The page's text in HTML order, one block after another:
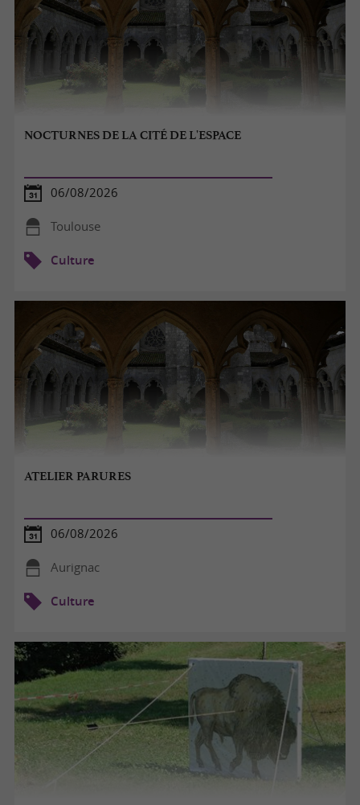
NOCTURNES DE LA CITÉ DE L'ESPACE
06/08/2026
Toulouse
Culture
ATELIER PARURES
06/08/2026
Aurignac
Culture